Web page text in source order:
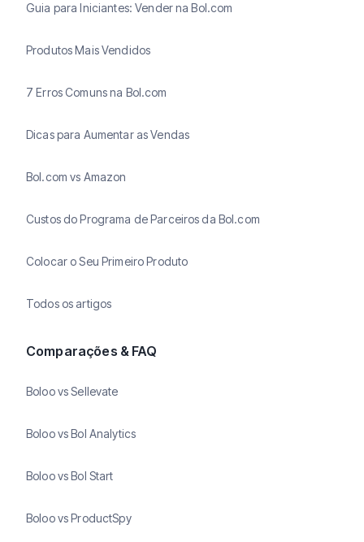
Guia para Iniciantes: Vender na Bol.com
Produtos Mais Vendidos
7 Erros Comuns na Bol.com
Dicas para Aumentar as Vendas
Bol.com vs Amazon
Custos do Programa de Parceiros da Bol.com
Colocar o Seu Primeiro Produto
Todos os artigos
Comparações & FAQ
Boloo vs Sellevate
Boloo vs Bol Analytics
Boloo vs Bol Start
Boloo vs ProductSpy